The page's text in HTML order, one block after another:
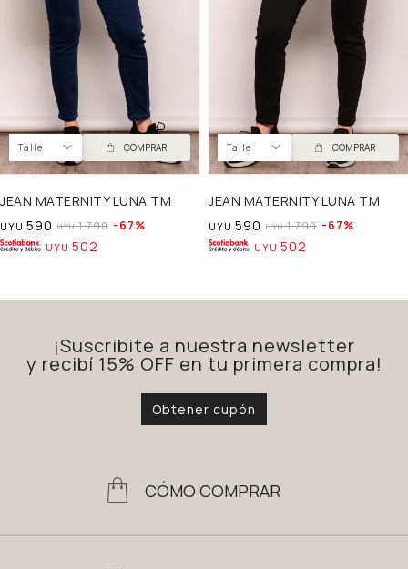
Talle COMPRAR
JEAN MATERNITY LUNA TM
UYU 590 UYU 1.790 67
UYU 502
Talle COMPRAR
JEAN MATERNITY LUNA TM
UYU 590 UYU 1.790 67
UYU 502
¡Suscribite a nuestra newsletter
y recibí 15% OFF en tu primera compra!
Obtener cupón
CÓMO COMPRAR